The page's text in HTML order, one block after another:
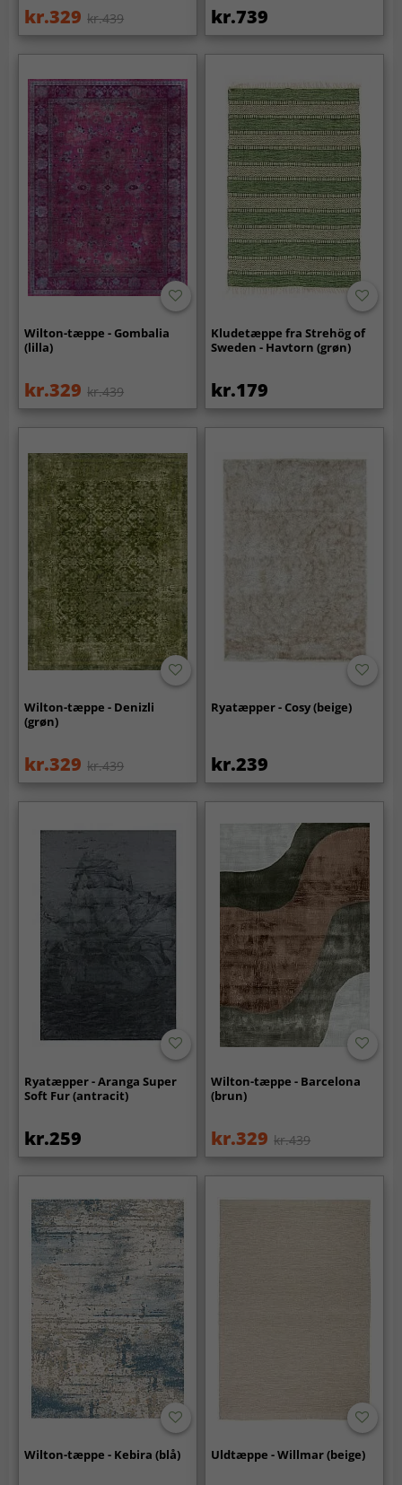
kr.329 kr.439 kr.739
Wilton-tæppe - Gombalia
(lilla)
kr.329 kr.439
Kludetæppe fra Strehög of
Sweden - Havtorn (grøn)
kr.179
Wilton-tæppe - Denizli
(grøn)
kr.329 kr.439
Ryatæpper - Cosy (beige)
kr.239
Ryatæpper - Aranga Super
Soft Fur (antracit)
kr.259
Wilton-tæppe - Barcelona
(brun)
kr.329 kr.439
Wilton-tæppe - Kebira (blå) Uldtæppe - Willmar (beige)